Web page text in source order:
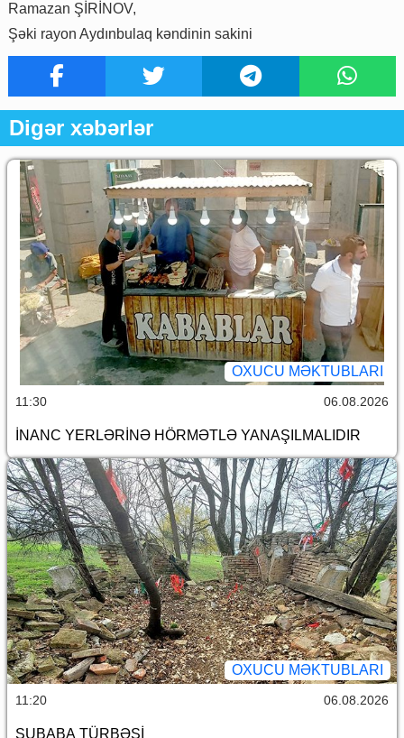
Ramazan ŞİRİNOV,
Şəki rayon Aydınbulaq kəndinin sakini
Digər xəbərlər
OXUCU MƏKTUBLARI
11:30 06.08.2026
İNANC YERLƏRİNƏ HÖRMƏTLƏ YANAŞILMALIDIR
OXUCU MƏKTUBLARI
11:20 06.08.2026
SUBABA TÜRBƏSİ